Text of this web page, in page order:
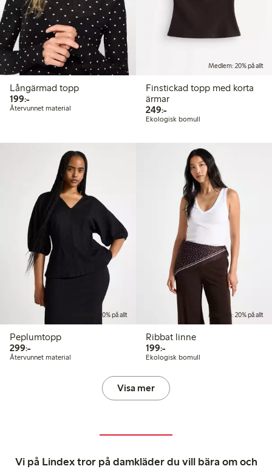
Medlem: 20% på allt
Långärmad topp
199:-199,00 kr
Återvunnet material
Medlem: 20% på allt
Finstickad topp med korta
ärmar
249:-249,00 kr
Ekologisk bomull
Medlem: 20% på allt
Peplumtopp
299:-299,00 kr
Återvunnet material
Medlem: 20% på allt
Ribbat linne
199:-199,00 kr
Ekologisk bomull
Visa mer
Vi på Lindex tror på damkläder du vill bära om och